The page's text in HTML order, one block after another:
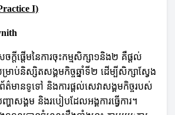
I)
ចក្តីផ្តើមនៃការចុះកម្មសិក្សា១និង២ គឺផ្តល់
ាប់និស្សិតសង្គមកិច្ចឆ្នាំទី២ ដើម្បីសិក្សាស្វែង
ានទូទៅ និងការផ្តល់សេវាសង្គមកិច្ចរបស់
ញ្ហាសង្គម និងរបៀបដែលអង្គការធ្វើការ។